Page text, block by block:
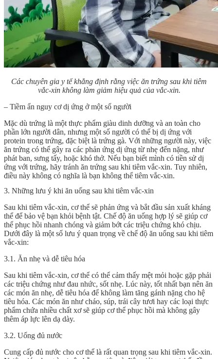
Các chuyên gia y tế khẳng định rằng việc ăn trứng sau khi tiêm
vắc-xin không làm giảm hiệu quả của vắc-xin.
– Tiềm ẩn nguy cơ dị ứng ở một số người
Mặc dù trứng là một thực phẩm giàu dinh dưỡng và an toàn cho
phần lớn người dân, nhưng một số người có thể bị dị ứng với
protein trong trứng, đặc biệt là trứng gà. Với những người này, việc
ăn trứng có thể gây ra các phản ứng dị ứng từ nhẹ đến nặng, như
phát ban, sưng tấy, hoặc khó thở. Nếu bạn biết mình có tiền sử dị
ứng với trứng, hãy tránh ăn trứng sau khi tiêm vắc-xin. Tuy nhiên,
điều này không có nghĩa là bạn không thể tiêm vắc-xin.
3. Những lưu ý khi ăn uống sau khi tiêm vắc-xin
Sau khi tiêm vắc-xin, cơ thể sẽ phản ứng và bắt đầu sản xuất kháng
thể để bảo vệ bạn khỏi bệnh tật. Chế độ ăn uống hợp lý sẽ giúp cơ
thể phục hồi nhanh chóng và giảm bớt các triệu chứng khó chịu.
Dưới đây là một số lưu ý quan trọng về chế độ ăn uống sau khi tiêm
vắc-xin:
3.1. Ăn nhẹ và dễ tiêu hóa
Sau khi tiêm vắc-xin, cơ thể có thể cảm thấy mệt mỏi hoặc gặp phải
các triệu chứng như đau nhức, sốt nhẹ. Lúc này, tốt nhất bạn nên ăn
các món ăn nhẹ, dễ tiêu hóa để không làm tăng gánh nặng cho hệ
tiêu hóa. Các món ăn như cháo, súp, trái cây tươi hay các loại thực
phẩm chứa nhiều chất xơ sẽ giúp cơ thể phục hồi mà không gây
thêm áp lực lên dạ dày.
3.2. Uống đủ nước
Cung cấp đủ nước cho cơ thể là rất quan trọng sau khi tiêm vắc-xin.